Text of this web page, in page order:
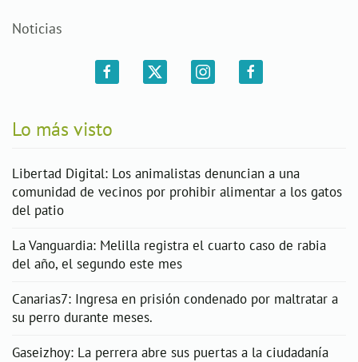
Noticias
Lo más visto
Libertad Digital: Los animalistas denuncian a una
comunidad de vecinos por prohibir alimentar a los gatos
del patio
La Vanguardia: Melilla registra el cuarto caso de rabia
del año, el segundo este mes
Canarias7: Ingresa en prisión condenado por maltratar a
su perro durante meses.
Gaseizhoy: La perrera abre sus puertas a la ciudadanía